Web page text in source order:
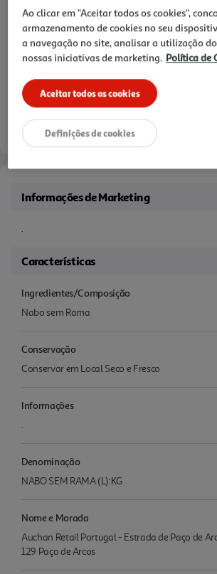
Informações de Marketing
.
Características
Ingredientes/Composição
Nabo sem Rama
Conservação
Conservar em Local Seco e Fresco
Informações
.
Denominação
NABO SEM RAMA (L):KG
Nome e Morada
Auchan Retail Portugal - Estrada de Paço de
129 Paço de Arcos
Ao clicar em "Aceitar todos os cookies",
armazenamento de cookies no seu
a navegação no site, analisar a utilização
nossas iniciativas de marketing. Política de
Aceitar todos os cookies
Definições de cookies